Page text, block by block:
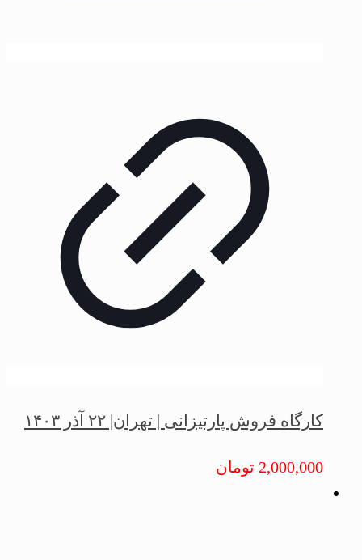
کارگاه فروش پارتیزانی | تهران| ۲۲ آذر ۱۴۰۳
2,000,000 تومان